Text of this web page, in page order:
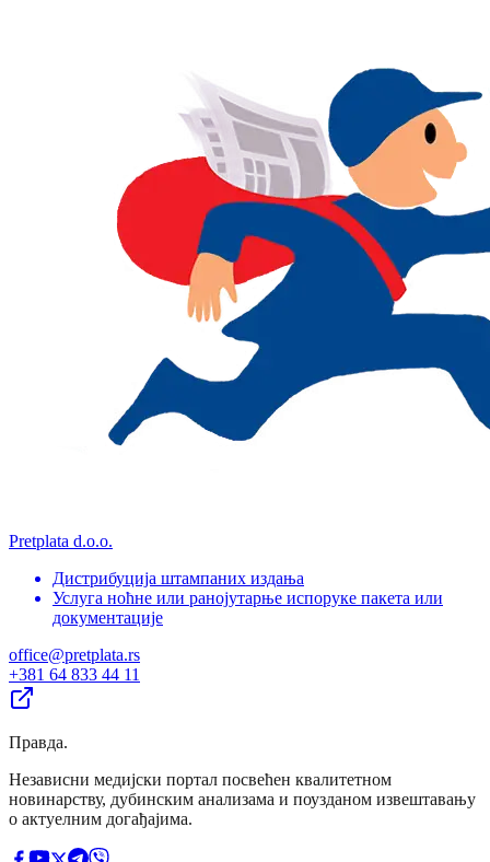
Pretplata d.o.o.
Дистрибуција штампаних издања
Услуга ноћне или ранојутарње испоруке пакета или
документације
office@pretplata.rs
+381 64 833 44 11
Правда.
Независни медијски портал посвећен квалитетном
новинарству, дубинским анализама и поузданом извештавању
о актуелним догађајима.